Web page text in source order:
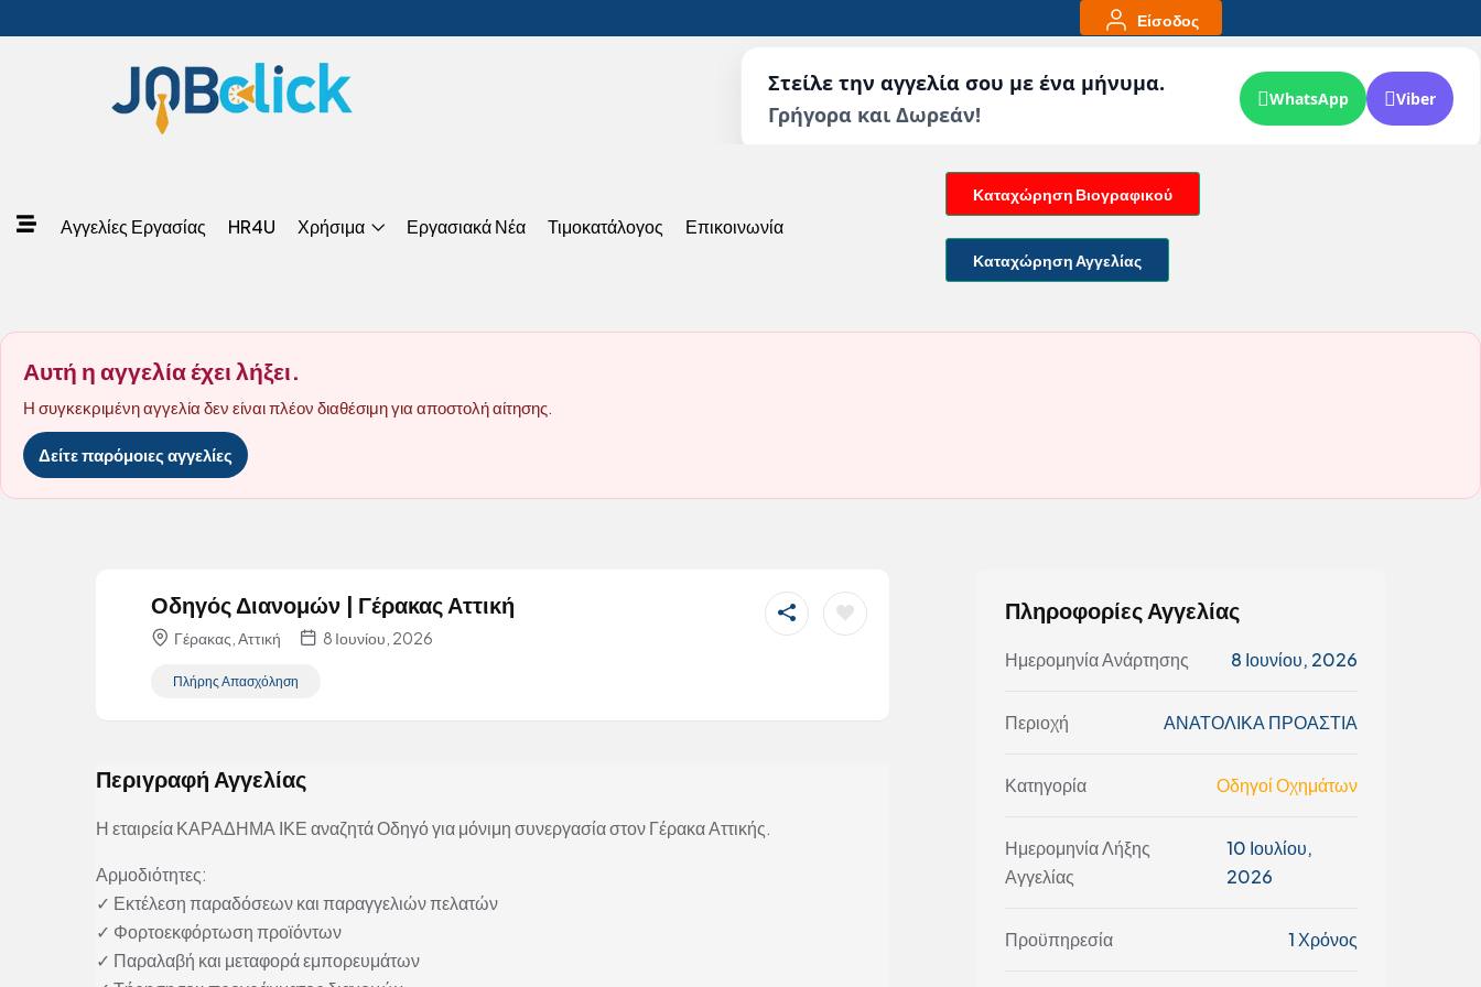
Είσοδος
Στείλε την αγγελία σου με ένα μήνυμα.
Γρήγορα και Δωρεάν!
WhatsApp Viber
Αγγελίες Εργασίας HR4U Χρήσιμα Εργασιακά Νέα Τιμοκατάλογος Επικοινωνία
Καταχώρηση Βιογραφικού
Καταχώρηση Αγγελίας
Αυτή η αγγελία έχει λήξει.
Η συγκεκριμένη αγγελία δεν είναι πλέον διαθέσιμη για αποστολή αίτησης.
Δείτε παρόμοιες αγγελίες
Οδηγός Διανομών | Γέρακας Αττική
Γέρακας, Αττική 8 Ιουνίου, 2026
Πλήρης Απασχόληση
Περιγραφή Αγγελίας
Η εταιρεία ΚΑΡΑΔΗΜΑ ΙΚΕ αναζητά Οδηγό για μόνιμη συνεργασία στον Γέρακα Αττικής.
Αρμοδιότητες:
✓ Εκτέλεση παραδόσεων και παραγγελιών πελατών
✓ Φορτοεκφόρτωση προϊόντων
✓ Παραλαβή και μεταφορά εμπορευμάτων
Πληροφορίες Αγγελίας
Ημερομηνία Ανάρτησης 8 Ιουνίου, 2026
Περιοχή ΑΝΑΤΟΛΙΚΑ ΠΡΟΑΣΤΙΑ
Κατηγορία Οδηγοί Οχημάτων
Ημερομηνία Λήξης
Αγγελίας
10 Ιουλίου,
2026
Προϋπηρεσία 1 Χρόνος